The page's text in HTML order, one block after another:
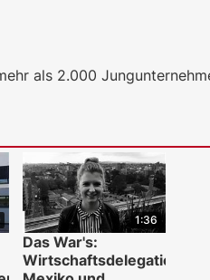
als 2.000
1:36
Das War's:
Wirtschaftsdelegation